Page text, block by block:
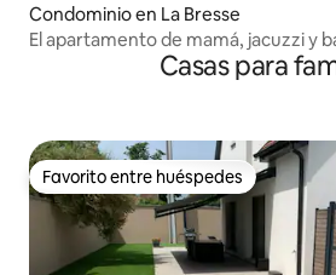
Condominio en La Bresse
El apartamento de mamá, jacuzzi y
Casas para
Favorito entre huéspedes
Favorito entre huéspedes